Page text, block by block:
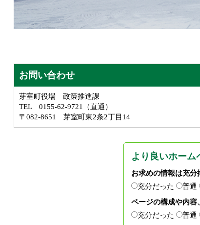
お問い合わせ
芽室町役場 政策推進課
TEL 0155-62-9721（直通）
〒082-8651 芽室町東2条2丁目14
より良いホーム
お求めの情報は充分
充分だった
普通
ページの構成や内容
充分だった
普通